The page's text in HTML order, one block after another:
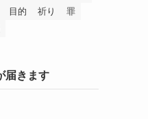
目的 祈り
罪
届きます